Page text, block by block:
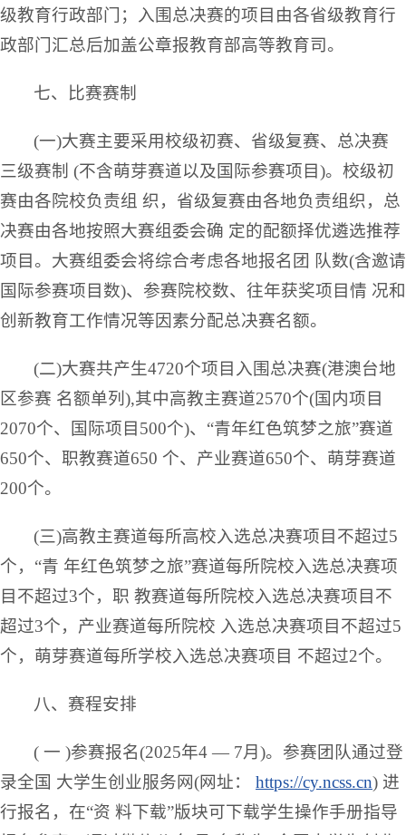
级教育行政部门；入围总决赛的项目由各省级教育行
政部门汇总后加盖公章报教育部高等教育司。
七、比赛赛制
(一)大赛主要采用校级初赛、省级复赛、总决赛
三级赛制 (不含萌芽赛道以及国际参赛项目)。校级初
赛由各院校负责组 织，省级复赛由各地负责组织，总
决赛由各地按照大赛组委会确 定的配额择优遴选推荐
项目。大赛组委会将综合考虑各地报名团 队数(含邀请
国际参赛项目数)、参赛院校数、往年获奖项目情 况和
创新教育工作情况等因素分配总决赛名额。
(二)大赛共产生4720个项目入围总决赛(港澳台地
区参赛 名额单列),其中高教主赛道2570个(国内项目
2070个、国际项目500个)、“青年红色筑梦之旅”赛道
650个、职教赛道650 个、产业赛道650个、萌芽赛道
200个。
(三)高教主赛道每所高校入选总决赛项目不超过5
个，“青 年红色筑梦之旅”赛道每所院校入选总决赛项
目不超过3个，职 教赛道每所院校入选总决赛项目不
超过3个，产业赛道每所院校 入选总决赛项目不超过5
个，萌芽赛道每所学校入选总决赛项目 不超过2个。
八、赛程安排
( 一 )参赛报名(2025年4 — 7月)。参赛团队通过登
录全国 大学生创业服务网(网址： https://cy.ncss.cn) 进
行报名，在“资 料下载”版块可下载学生操作手册指导